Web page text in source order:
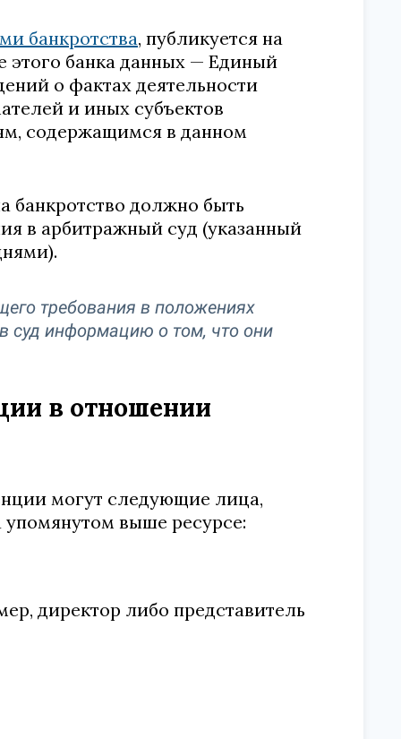
банкротства, публикуется на
этого банка данных — Единый
о фактах деятельности
и иных субъектов
содержащимся в данном
банкротство должно быть
в арбитражный суд (указанный
требования в положениях
суд информацию о том, что они
в отношении
могут следующие лица,
выше ресурсе:
директор либо представитель